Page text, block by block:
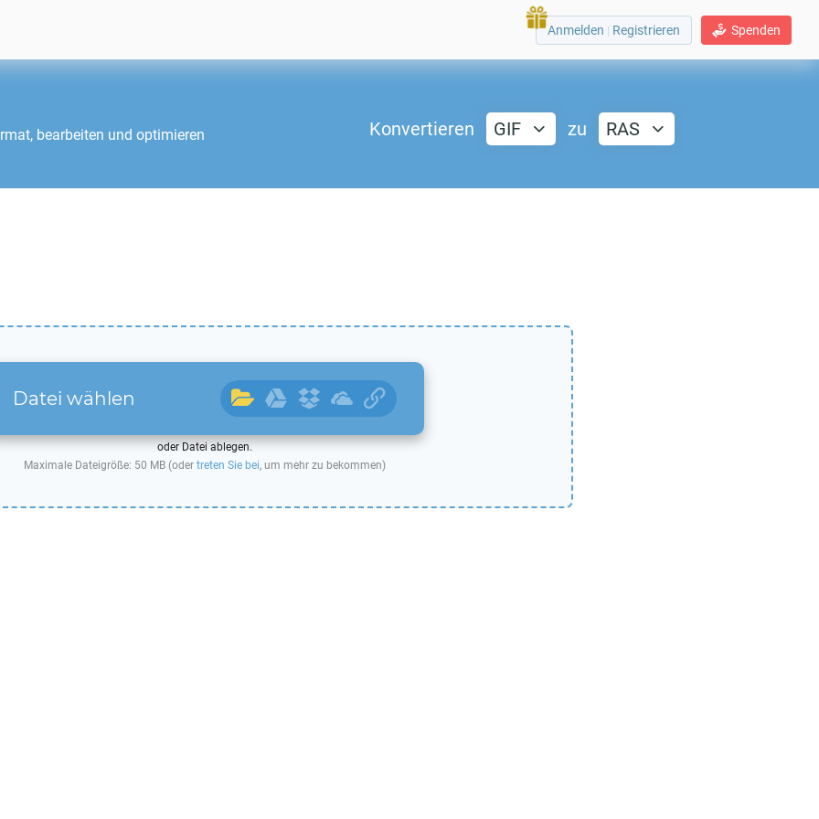
Spenden
Anmelden | Registrieren
bearbeiten und optimieren
Konvertieren GIF zu RAS
Datei wählen
oder Datei ablegen.
Maximale Dateigröße: 50 MB (oder treten Sie bei, um mehr zu bekommen)